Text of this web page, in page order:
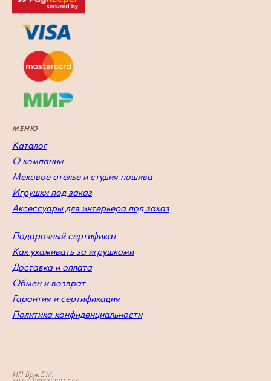
МЕНЮ
Каталог
О компании
Меховое ателье и студия пошива
Игрушки под заказ
Аксессуары для интерьера под заказ
Подарочный сертификат
Как ухаживать за игрушками
Доставка и оплата
Обмен и возврат
Гарантия и сертификация
Политика конфиденциальности
ИП Брук Е.М.